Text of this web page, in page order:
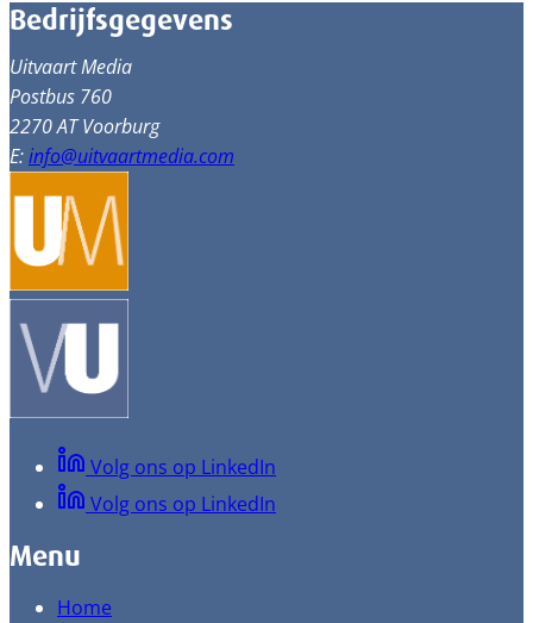
Bedrijfsgegevens
Uitvaart Media
Postbus 760
2270 AT Voorburg
E:info@uitvaartmedia.com
Volg ons op LinkedIn
Volg ons op LinkedIn
Menu
Home